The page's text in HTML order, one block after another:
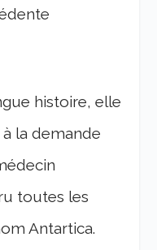
histoire, elle
la demande
toutes les
Antartica.